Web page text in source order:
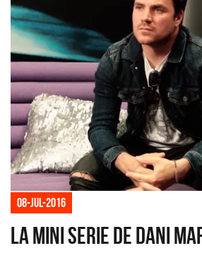
08-jul-2016
La mini serie de Dani